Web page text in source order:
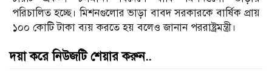
পরিচালিত হচ্ছে। মিশনগুলোর ভাড়া বাবদ সরকারকে বার্ষিক প্রায়
১০০ কোটি টাকা ব্যয় করতে হয় বলেও জানান পররাষ্ট্রমন্ত্রী।
দয়া করে নিউজটি শেয়ার করুন..